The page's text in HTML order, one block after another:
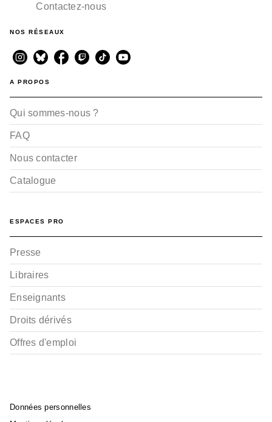
Contactez-nous
NOS RÉSEAUX
A PROPOS
Qui sommes-nous ?
FAQ
Nous contacter
Catalogue
ESPACES PRO
Presse
Libraires
Enseignants
Droits dérivés
Offres d'emploi
Données personnelles